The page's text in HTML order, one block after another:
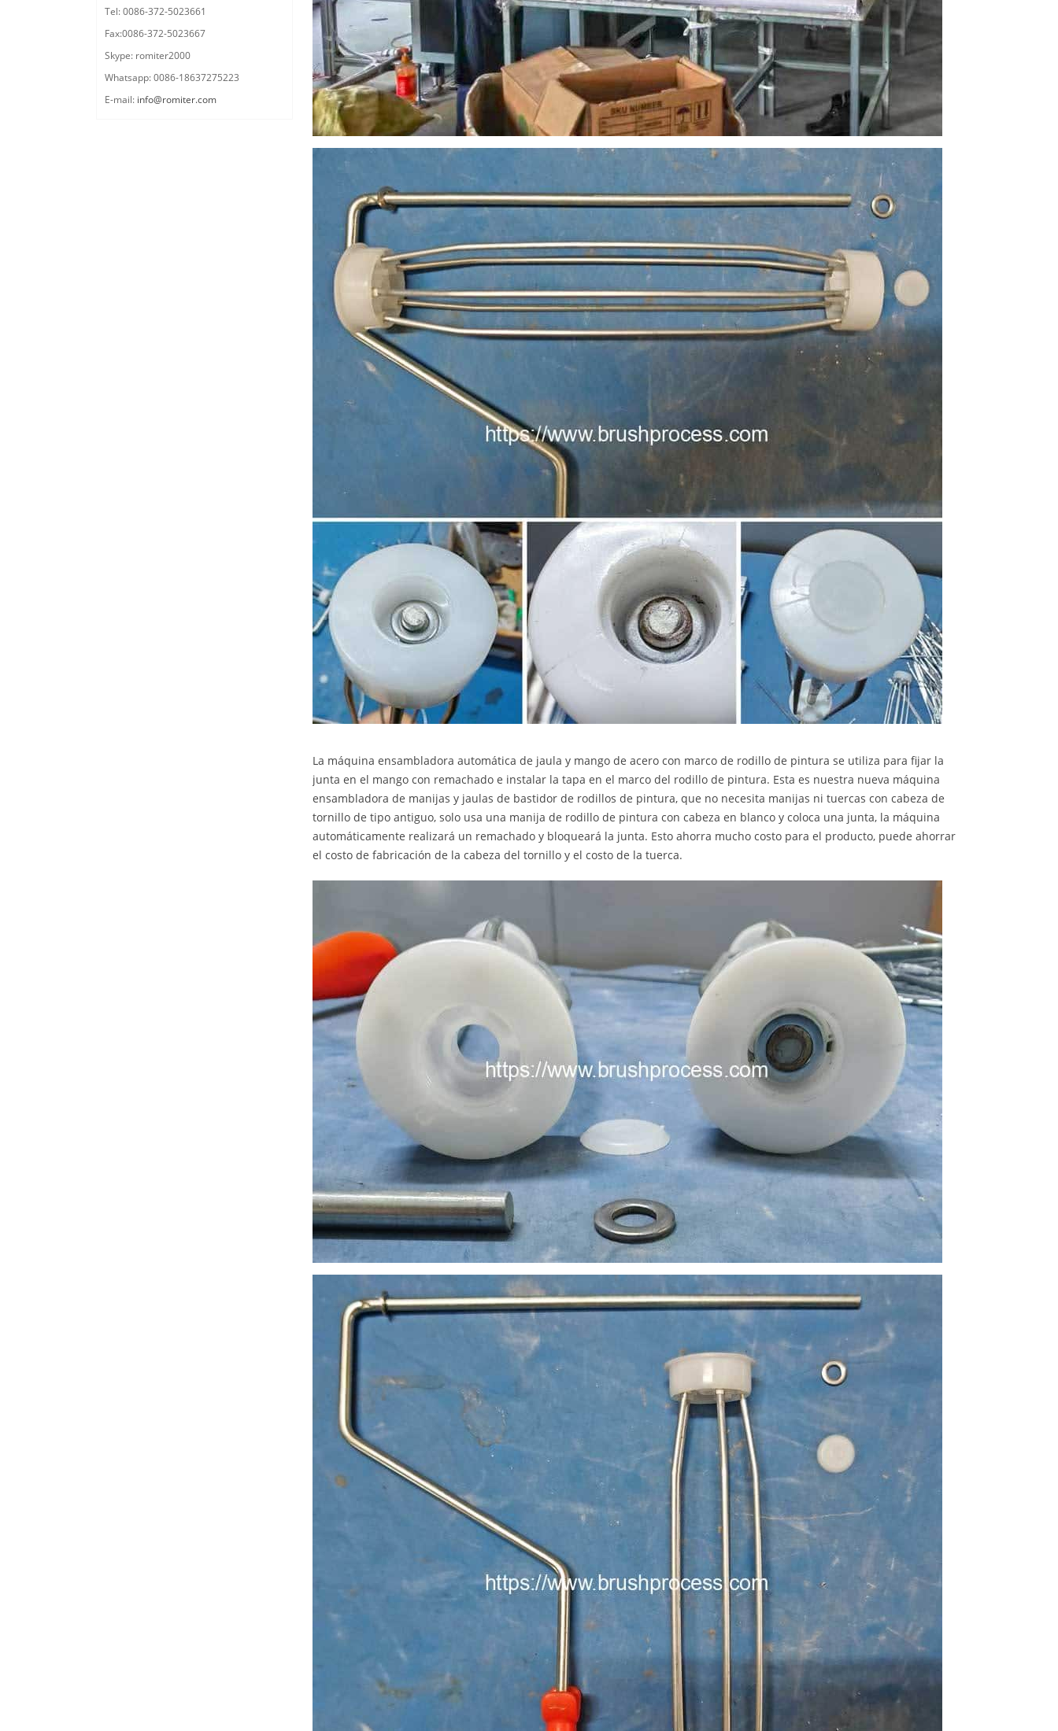
La máquina ensambladora automática de jaula y mango de acero con marco de rodillo de pintura se utiliza para fijar la
junta en el mango con remachado e instalar la tapa en el marco del rodillo de pintura. Esta es nuestra nueva máquina
ensambladora de manijas y jaulas de bastidor de rodillos de pintura, que no necesita manijas ni tuercas con cabeza de
tornillo de tipo antiguo, solo usa una manija de rodillo de pintura con cabeza en blanco y coloca una junta, la máquina
automáticamente realizará un remachado y bloqueará la junta. Esto ahorra mucho costo para el producto, puede ahorrar
el costo de fabricación de la cabeza del tornillo y el costo de la tuerca.
Tel: 0086-372-5023661
Fax:0086-372-5023667
Skype: romiter2000
Whatsapp: 0086-18637275223
E-mail: info@romiter.com